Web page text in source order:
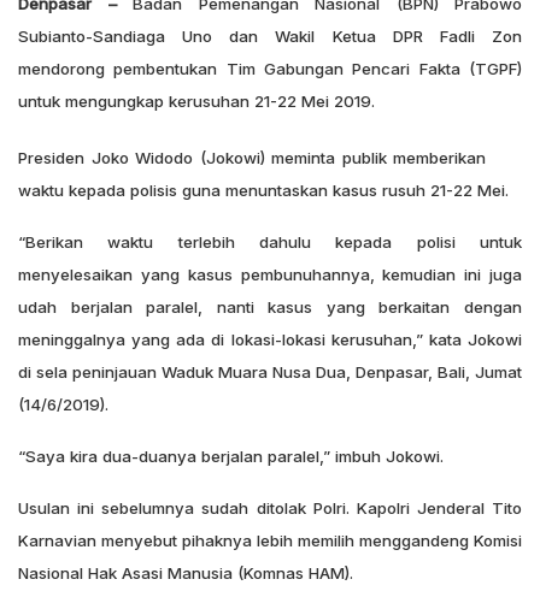
Subianto-Sandiaga Uno dan Wakil Ketua DPR Fadli Zon
mendorong pembentukan Tim Gabungan Pencari Fakta (TGPF)
untuk mengungkap kerusuhan 21-22 Mei 2019.
Presiden Joko Widodo (Jokowi) meminta publik memberikan
waktu kepada polisis guna menuntaskan kasus rusuh 21-22 Mei.
“Berikan waktu terlebih dahulu kepada polisi untuk
menyelesaikan yang kasus pembunuhannya, kemudian ini juga
udah berjalan paralel, nanti kasus yang berkaitan dengan
meninggalnya yang ada di lokasi-lokasi kerusuhan,” kata Jokowi
di sela peninjauan Waduk Muara Nusa Dua, Denpasar, Bali, Jumat
(14/6/2019).
“Saya kira dua-duanya berjalan paralel,” imbuh Jokowi.
Usulan ini sebelumnya sudah ditolak Polri. Kapolri Jenderal Tito
Karnavian menyebut pihaknya lebih memilih menggandeng Komisi
Nasional Hak Asasi Manusia (Komnas HAM).